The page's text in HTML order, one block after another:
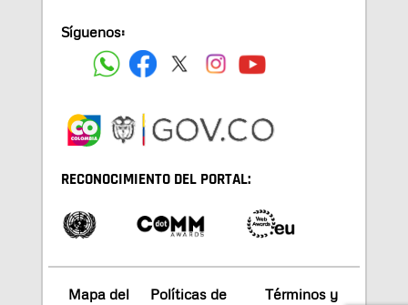
Síguenos:
RECONOCIMIENTO DEL PORTAL:
Mapa del
Políticas de
Términos y